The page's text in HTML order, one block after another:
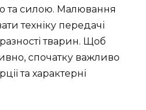
та силою. Малювання
техніку передачі
тварин. Щоб
спочатку важливо
та характерні